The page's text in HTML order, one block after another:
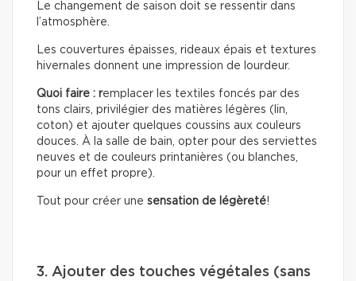
Le changement de saison doit se ressentir dans
l’atmosphère.
Les couvertures épaisses, rideaux épais et textures
hivernales donnent une impression de lourdeur.
Quoi faire : remplacer les textiles foncés par des
tons clairs, privilégier des matières légères (lin,
coton) et ajouter quelques coussins aux couleurs
douces. À la salle de bain, opter pour des serviettes
neuves et de couleurs printanières (ou blanches,
pour un effet propre).
Tout pour créer une sensation de légèreté!
3. Ajouter des touches végétales (sans